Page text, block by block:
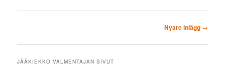
Nyare inlägg →
JÄÄKIEKKO VALMENTAJAN SIVUT